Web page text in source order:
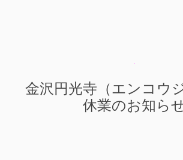
金沢円光寺（エンコウ
休業のお知ら